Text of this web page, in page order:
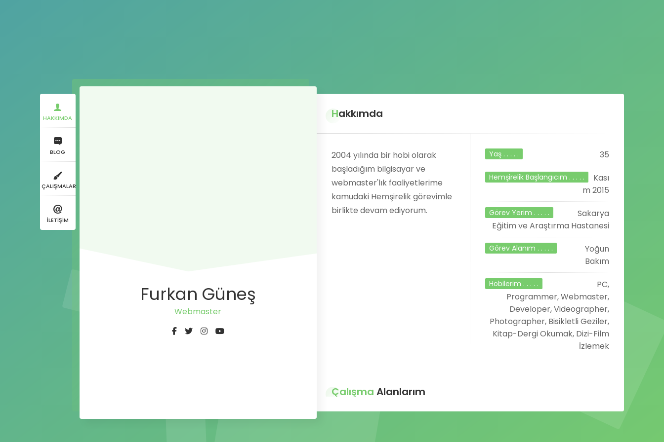
HAKKIMDA
BLOG
ÇALIŞMALAR
İLETİŞİM
Furkan Güneş
W
Hakkımda
2004 yılında bir hobi olarak
başladığım bilgisayar ve
webmaster'lık faaliyetlerime
kamudaki Hemşirelik görevimle
birlikte devam ediyorum.
Yaş . . . . . 35
Hemşirelik Başlangıcım . . . . .
Kası
m 2015
Görev Yerim . . . . .
Sakarya
Eğitim ve Araştırma Hastanesi
Görev Alanım . . . . .
Yoğun
Bakım
Hobilerim . . . . .
PC,
Programmer, Webmaster,
Developer, Videographer,
Photographer, Bisikletli Geziler,
Kitap-Dergi Okumak, Dizi-Film
İzlemek
Çalışma Alanlarım